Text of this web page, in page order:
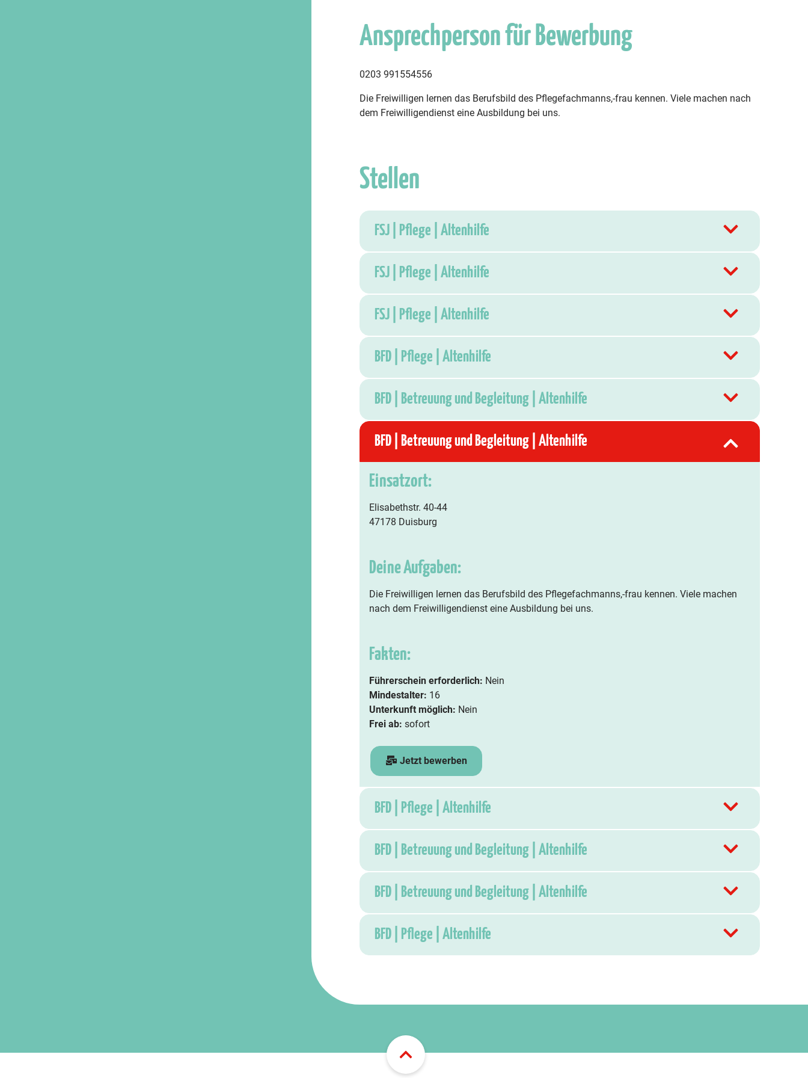
Ansprechperson für Bewerbung
0203 991554556
Die Freiwilligen lernen das Berufsbild des Pflegefachmanns,-frau kennen. Viele machen nach
dem Freiwilligendienst eine Ausbildung bei uns.
Stellen
FSJ | Pflege | Altenhilfe
FSJ | Pflege | Altenhilfe
FSJ | Pflege | Altenhilfe
BFD | Pflege | Altenhilfe
BFD | Betreuung und Begleitung | Altenhilfe
BFD | Betreuung und Begleitung | Altenhilfe
Einsatzort:
Elisabethstr. 40-44
47178 Duisburg
Deine Aufgaben:
Die Freiwilligen lernen das Berufsbild des Pflegefachmanns,-frau kennen. Viele machen
nach dem Freiwilligendienst eine Ausbildung bei uns.
Fakten:
Führerschein erforderlich: Nein
Mindestalter: 16
Unterkunft möglich: Nein
Frei ab: sofort
Jetzt bewerben
BFD | Pflege | Altenhilfe
BFD | Betreuung und Begleitung | Altenhilfe
BFD | Betreuung und Begleitung | Altenhilfe
BFD | Pflege | Altenhilfe